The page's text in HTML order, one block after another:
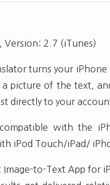
Version: 2.7 (iTunes)
turns your
a picture of the text,
directly to your
with the
iPod Touch/iPad/
to-Text App for